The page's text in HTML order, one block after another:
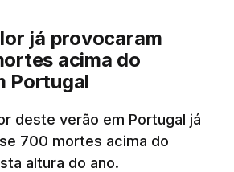
na escola secundária de
afixados à hora prevista os
já provocaram
acima do
Portugal
deste verão em Portugal já
700 mortes acima do
altura do ano.